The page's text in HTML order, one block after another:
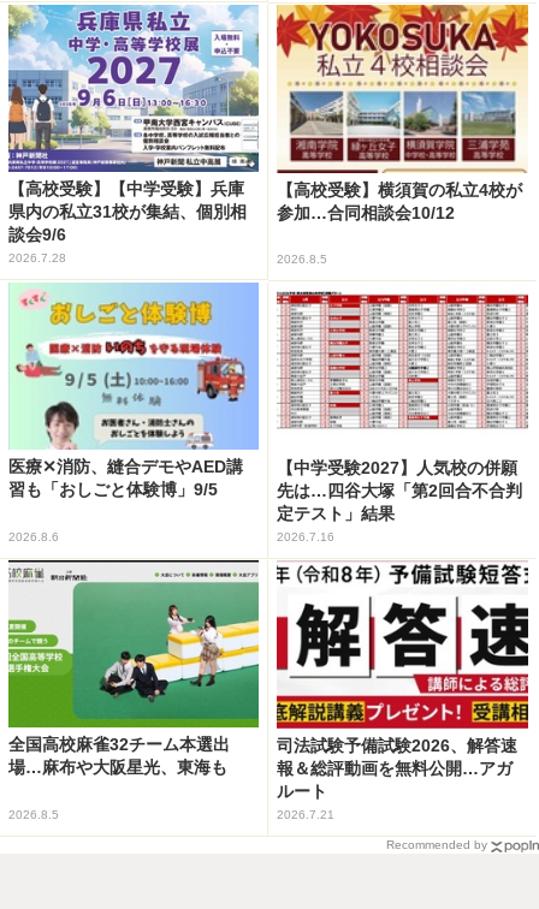
【高校受験】【中学受験】兵庫
県内の私立31校が集結、個別相
談会9/6
2026.7.28
【高校受験】横須賀の私立4校が
参加…合同相談会10/12
2026.8.5
医療✕消防、縫合デモやAED講
習も「おしごと体験博」9/5
2026.8.6
【中学受験2027】人気校の併願
先は…四谷大塚「第2回合不合判
定テスト」結果
2026.7.16
全国高校麻雀32チーム本選出
場…麻布や大阪星光、東海も
2026.8.5
司法試験予備試験2026、解答速
報＆総評動画を無料公開…アガ
ルート
2026.7.21
Recommended by